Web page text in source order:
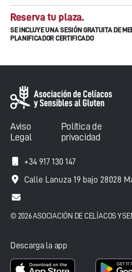
Reserva tu plaza.
SE INCLUYE UNA SESIÓN GRATUITA DE
PLANIFICADOR CERTIFICADO
Aviso
Legal
Política de
privacidad
+34 917 130 147
Calle Lanuza 19 bajo 28028
© 2026 ASOCIACIÓN DE CELÍACOS Y
Descarga la app